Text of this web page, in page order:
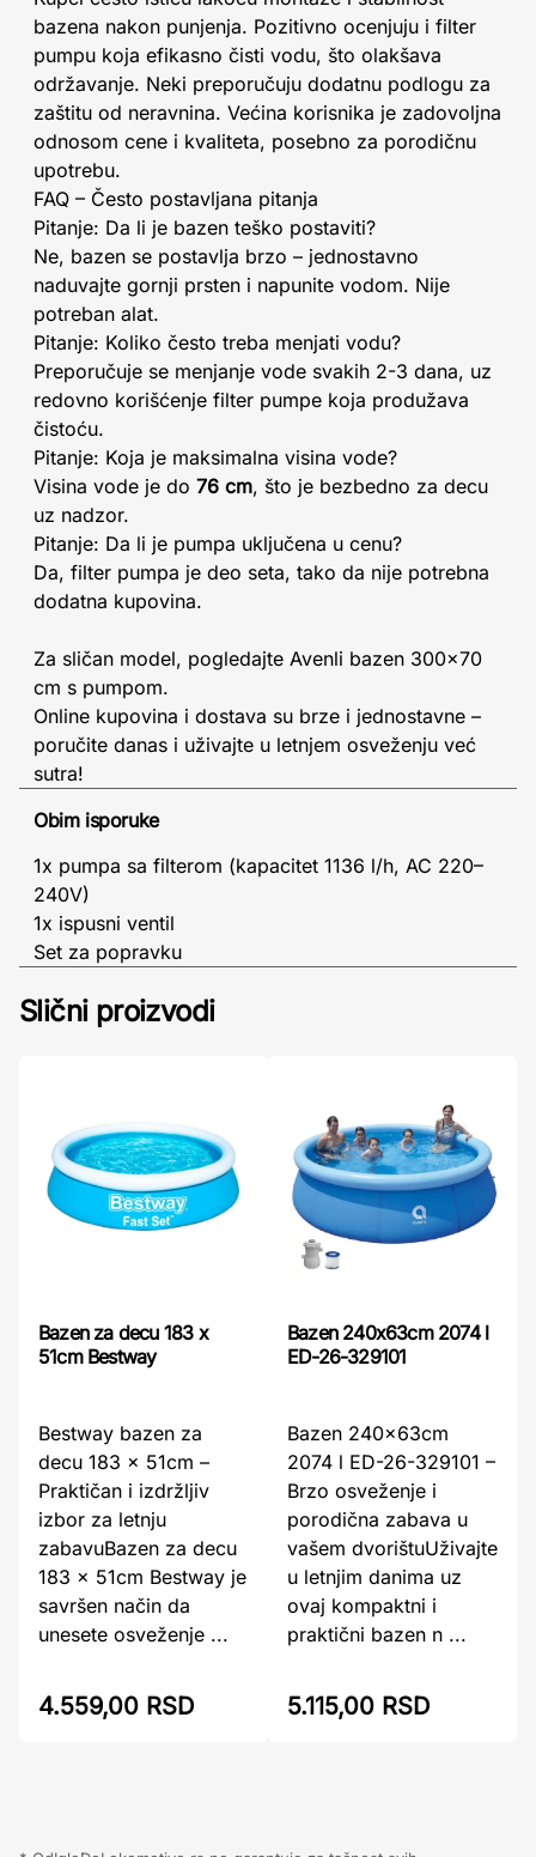
bazena nakon punjenja. Pozitivno ocenjuju i filter
pumpu koja efikasno čisti vodu, što olakšava
održavanje. Neki preporučuju dodatnu podlogu za
zaštitu od neravnina. Većina korisnika je zadovoljna
odnosom cene i kvaliteta, posebno za porodičnu
upotrebu.
FAQ – Često postavljana pitanja
Pitanje: Da li je bazen teško postaviti?
Ne, bazen se postavlja brzo – jednostavno
naduvajte gornji prsten i napunite vodom. Nije
potreban alat.
Pitanje: Koliko često treba menjati vodu?
Preporučuje se menjanje vode svakih 2-3 dana, uz
redovno korišćenje filter pumpe koja produžava
čistoću.
Pitanje: Koja je maksimalna visina vode?
Visina vode je do 76 cm, što je bezbedno za decu
uz nadzor.
Pitanje: Da li je pumpa uključena u cenu?
Da, filter pumpa je deo seta, tako da nije potrebna
dodatna kupovina.
Za sličan model, pogledajte Avenli bazen 300x70
cm s pumpom.
Online kupovina i dostava su brze i jednostavne –
poručite danas i uživajte u letnjem osveženju već
sutra!
Obim isporuke
1x pumpa sa filterom (kapacitet 1136 l/h, AC 220–
240V)
1x ispusni ventil
Set za popravku
Slični proizvodi
Bazen za decu 183 x
51cm Bestway
Bestway bazen za
decu 183 x 51cm –
Praktičan i izdržljiv
izbor za letnju
zabavuBazen za decu
183 x 51cm Bestway je
savršen način da
unesete osveženje ...
4.559,00 RSD
Bazen 240x63cm 2074 l
ED-26-329101
Bazen 240x63cm
2074 l ED-26-329101 –
Brzo osveženje i
porodična zabava u
vašem dvorištuUživajte
u letnjim danima uz
ovaj kompaktni i
praktični bazen n ...
5.115,00 RSD